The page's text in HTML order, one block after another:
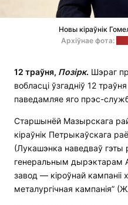
Новы кіраўнік
Архіўнае фота:
12 траўня, Позірк. Шэраг
вобласці ўзгадніў 12
паведамляе яго прэс-
Старшынёй Мазырскага
кіраўнік Петрыкаўскага
(Лукашэнка наведваў гэты
генеральным дырэктарам
завод — кіроўнай кампаніі
металургічная кампанія”